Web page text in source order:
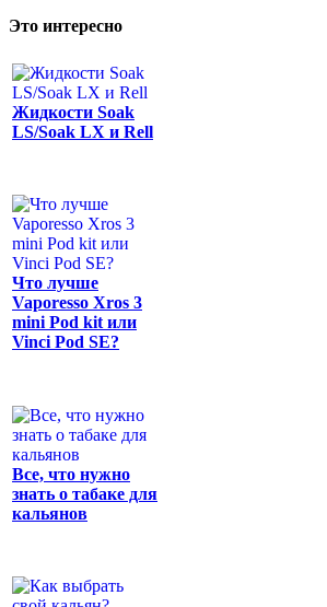
Это интересно
Жидкости Soak
LS/Soak LX и Rell
Что лучше
Vaporesso Xros 3
mini Pod kit или
Vinci Pod SE?
Все, что нужно
знать о табаке для
кальянов